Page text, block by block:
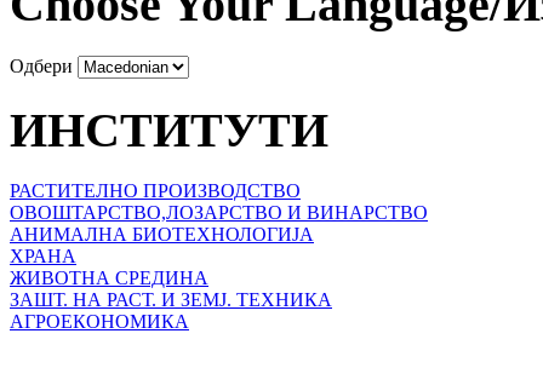
Одбери
ИНСТИТУТИ
РАСТИТЕЛНО ПРОИЗВОДСТВО
ОВОШТАРСТВО,ЛОЗАРСТВО И ВИНАРСТВО
АНИМАЛНА БИОТЕХНОЛОГИЈА
ХРАНА
ЖИВОТНА СРЕДИНА
ЗАШТ. НА РАСТ. И ЗЕМЈ. ТЕХНИКА
АГРОЕКОНОМИКА